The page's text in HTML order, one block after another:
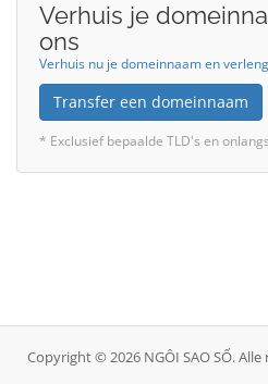
Verhuis je
ons
Verhuis nu je domeinnaam en
Transfer een domeinnaam
* Exclusief bepaalde TLD's en
Copyright © 2026 NGÔI SAO SỐ.